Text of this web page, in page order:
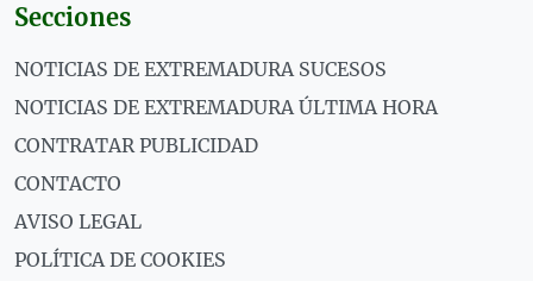
Secciones
NOTICIAS DE EXTREMADURA SUCESOS
NOTICIAS DE EXTREMADURA ÚLTIMA HORA
CONTRATAR PUBLICIDAD
CONTACTO
AVISO LEGAL
POLÍTICA DE COOKIES